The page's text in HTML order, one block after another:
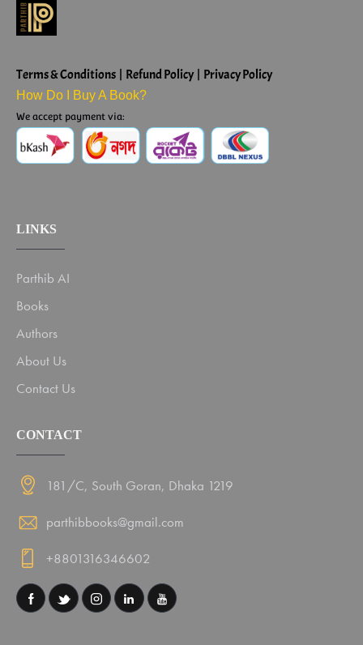
Terms & Conditions | Refund Policy | Privacy Policy
How Do I Buy A Book?
We accept payment via:
LINKS
Parthib AI
Books
Authors
About Us
Contact Us
CONTACT
181/C, South Goran, Dhaka 1219
parthibbooks@gmail.com
+8801316346602